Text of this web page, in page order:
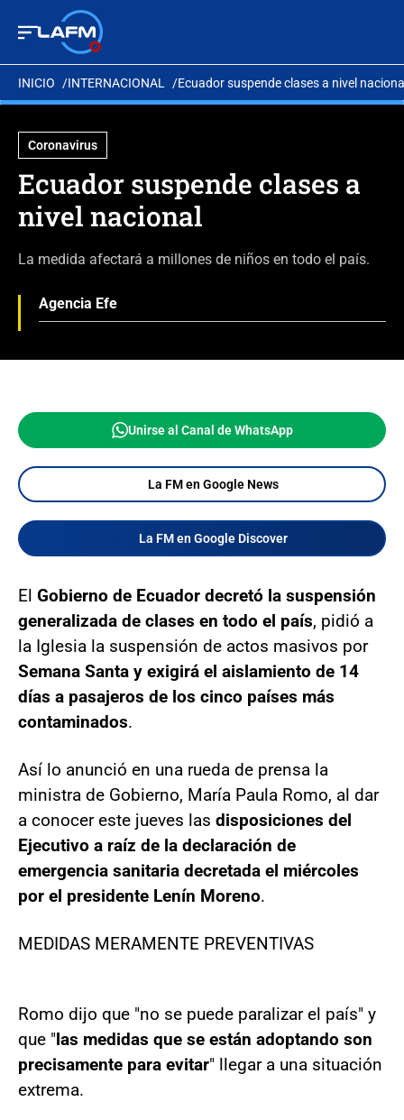
INICIO INTERNACIONAL Ecuador suspende clases a nivel
Coronavirus
Ecuador suspende clases a
nivel nacional
La medida afectará a millones de niños en todo el país.
Agencia Efe
Unirse al Canal de WhatsApp
La FM en Google News
La FM en Google Discover
El Gobierno de Ecuador decretó la suspensión
generalizada de clases en todo el país, pidió a
la Iglesia la suspensión de actos masivos por
Semana Santa y exigirá el aislamiento de 14
días a pasajeros de los cinco países más
contaminados.
Así lo anunció en una rueda de prensa la
ministra de Gobierno, María Paula Romo, al dar
a conocer este jueves las disposiciones del
Ejecutivo a raíz de la declaración de
emergencia sanitaria decretada el miércoles
por el presidente Lenín Moreno.
MEDIDAS MERAMENTE PREVENTIVAS
Romo dijo que "no se puede paralizar el país" y
que "las medidas que se están adoptando son
precisamente para evitar" llegar a una situación
extrema.